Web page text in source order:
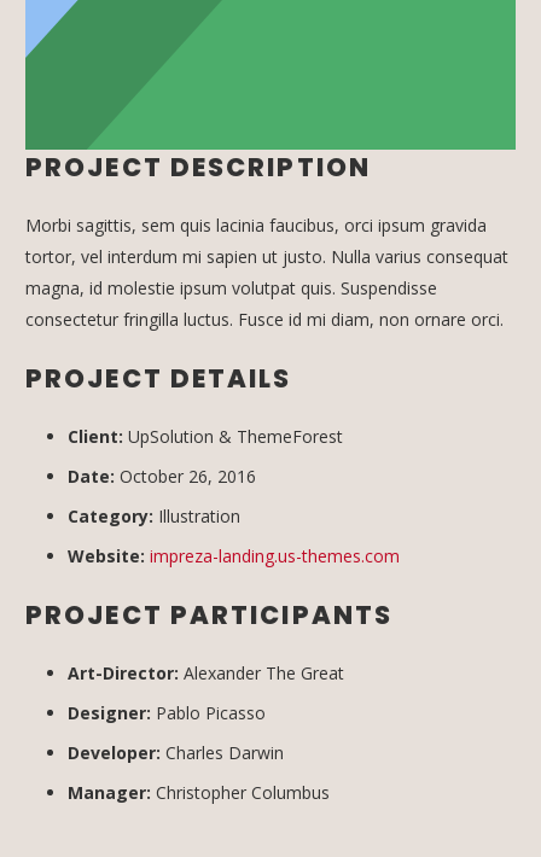
PROJECT DESCRIPTION
Morbi sagittis, sem quis lacinia faucibus, orci ipsum gravida
tortor, vel interdum mi sapien ut justo. Nulla varius consequat
magna, id molestie ipsum volutpat quis. Suspendisse
consectetur fringilla luctus. Fusce id mi diam, non ornare orci.
PROJECT DETAILS
Client: UpSolution & ThemeForest
Date: October 26, 2016
Category: Illustration
Website: impreza-landing.us-themes.com
PROJECT PARTICIPANTS
Art-Director: Alexander The Great
Designer: Pablo Picasso
Developer: Charles Darwin
Manager: Christopher Columbus